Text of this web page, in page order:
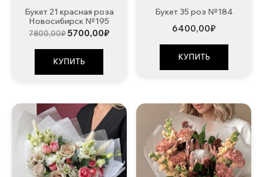
Букет 21 красная роза
Новосибирск №195
7800,00₽Первоначальная
составляла
7800,00₽.
5700,00₽Текущая
КУПИТЬ
Букет 35 роз №184
6400,00₽
КУПИТЬ